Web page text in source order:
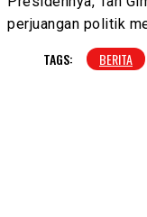
perjuangan politik
TAGS: BERITA